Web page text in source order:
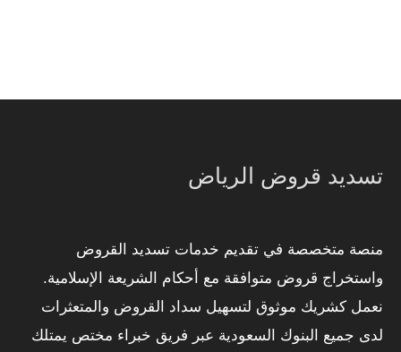
تسديد قروض الرياض
منصة متخصصة في تقديم خدمات تسديد القروض
واستخراج قروض متوافقة مع أحكام الشريعة الإسلامية.
نعمل كشريك موثوق لتسهيل سداد القروض والمتعثرات
لدى جميع البنوك السعودية عبر فريق خبراء مختص يمتلك